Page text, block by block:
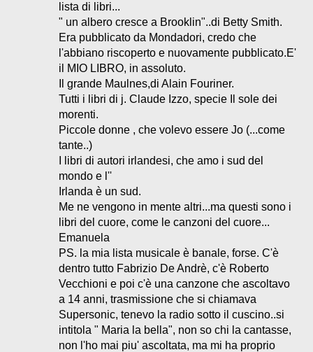
lista di libri...
" un albero cresce a Brooklin"..di Betty Smith.
Era pubblicato da Mondadori, credo che
l'abbiano riscoperto e nuovamente pubblicato.E'
il MIO LIBRO, in assoluto.
Il grande Maulnes,di Alain Fouriner.
Tutti i libri di j. Claude Izzo, specie Il sole dei
morenti.
Piccole donne , che volevo essere Jo (...come
tante..)
I libri di autori irlandesi, che amo i sud del
mondo e l''
Irlanda è un sud.
Me ne vengono in mente altri...ma questi sono i
libri del cuore, come le canzoni del cuore...
Emanuela
PS. la mia lista musicale è banale, forse. C'è
dentro tutto Fabrizio De Andrè, c'è Roberto
Vecchioni e poi c'è una canzone che ascoltavo
a 14 anni, trasmissione che si chiamava
Supersonic, tenevo la radio sotto il cuscino..si
intitola " Maria la bella", non so chi la cantasse,
non l'ho mai piu' ascoltata, ma mi ha proprio